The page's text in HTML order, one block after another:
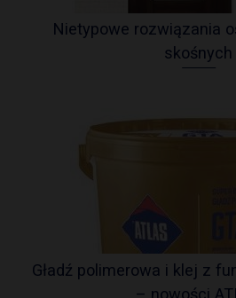
Nietypowe rozwiązania
skośnych
Gładź polimerowa i klej z
– nowości